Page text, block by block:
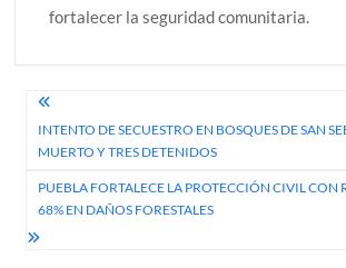
fortalecer la seguridad comunitaria.
Navegación
de
entradas
INTENTO DE SECUESTRO EN BOSQUES DE SAN
MUERTO Y TRES DETENIDOS
PUEBLA FORTALECE LA PROTECCIÓN CIVIL CON
68% EN DAÑOS FORESTALES